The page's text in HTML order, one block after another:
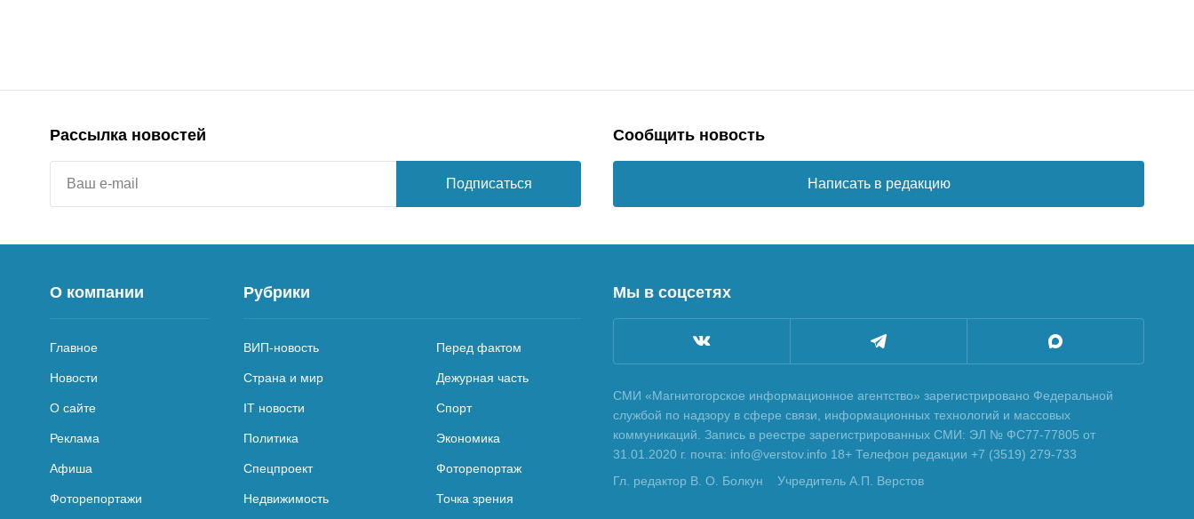
Рассылка новостей
Подписаться
Сообщить новость
Написать в редакцию
О компании
Главное
Новости
О сайте
Реклама
Афиша
Фоторепортажи
Рубрики
ВИП-новость Перед фактом
Страна и мир Дежурная часть
IT новости Спорт
Политика Экономика
Спецпроект Фоторепортаж
Недвижимость Точка зрения
Мы в соцсетях
СМИ «Магнитогорское информационное агентство» зарегистрировано Федеральной
службой по надзору в сфере связи, информационных технологий и массовых
коммуникаций. Запись в реестре зарегистрированных СМИ: ЭЛ № ФС77-77805 от
31.01.2020 г. почта: info@verstov.info 18+ Телефон редакции +7 (3519) 279-733
Гл. редактор В. О. Болкун
Учредитель А.П. Верстов